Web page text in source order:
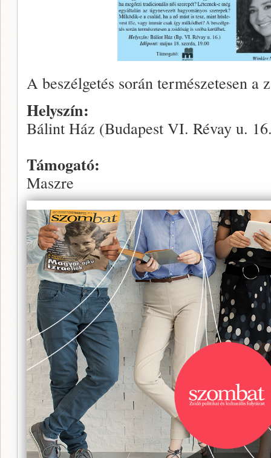
A beszélgetés során természetesen a
Helyszín:
Bálint Ház (Budapest VI. Révay u.
Támogató:
Maszre